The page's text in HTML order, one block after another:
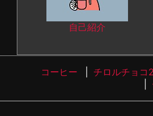
自己紹介
コーヒー チロルチョコ